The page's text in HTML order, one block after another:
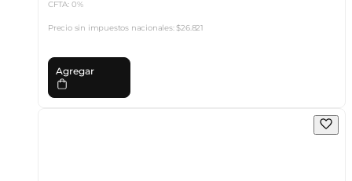
CFTA: 0%
Precio sin impuestos nacionales:$26.821
Agregar